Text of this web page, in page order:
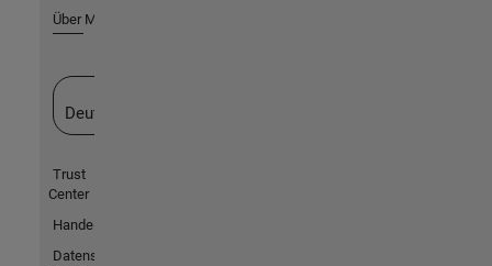
Über MathWorks
Deutschland
Trust
Center
Handelsmarken
Datenschutz-